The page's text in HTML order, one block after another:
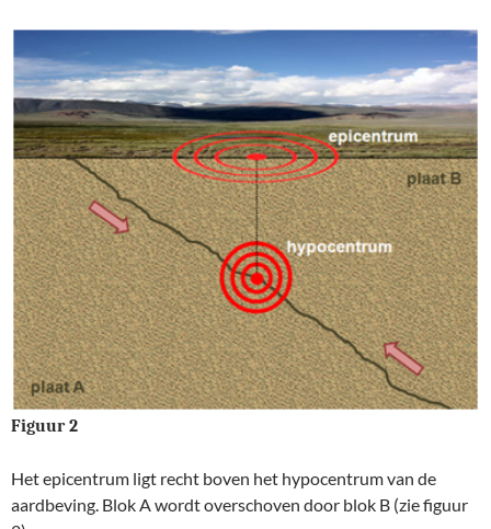
Figuur 2
Het epicentrum ligt recht boven het hypocentrum van de
aardbeving. Blok A wordt overschoven door blok B (zie figuur